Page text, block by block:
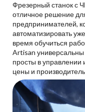
Фрезерный станок с
отличное решение
предпринимателей,
автоматизировать
время обучиться
Artisan универсальны
просты в
цены и